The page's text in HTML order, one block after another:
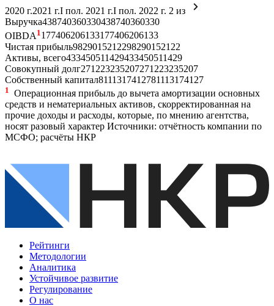
2020 г.2021 г.I пол. 2021 г.I пол. 2022 г. 2 из
Выручка438740360330438740360330
OIBDA 1 177406206133177406206133
Чистая прибыль9829015212298290152122
Активы, всего433450511429433450511429
Совокупный долг271 223235207271 223235207
Собственный капитал8111317412781113174127
1
Операционная прибыль до вычета амортизации основных
средств и нематериальных активов, скорректированная на
прочие доходы и расходы, которые, по мнению агентства,
носят разовый характер Источники: отчётность компании по
МСФО; расчёты НКР
Рейтинги
Методологии
Аналитика
Устойчивое развитие
Регулирование
О нас